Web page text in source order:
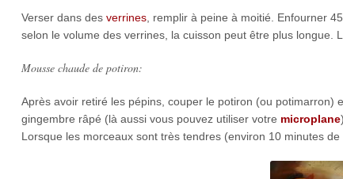
Verser dans des verrines, remplir à peine à moitié. Enfourner
selon le volume des verrines, la cuisson peut être plus longue.
Mousse chaude de potiron:
Après avoir retiré les pépins, couper le potiron (ou
gingembre râpé (là aussi vous pouvez utiliser votre microplane)
Lorsque les morceaux sont très tendres (environ 10 minutes